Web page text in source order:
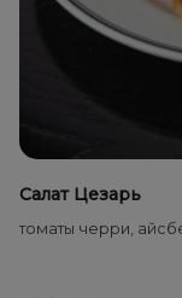
Салат Цезарь
томаты черри,